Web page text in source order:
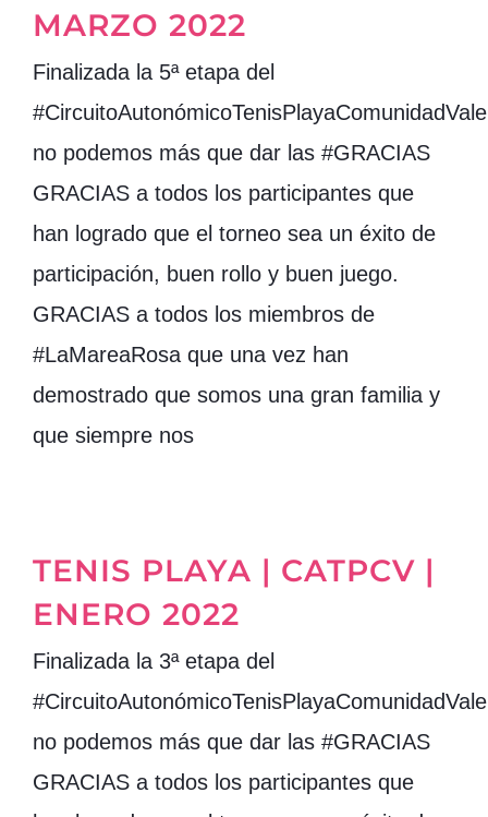
MARZO 2022
Finalizada la 5ª etapa del
no podemos más que dar las #GRACIAS
GRACIAS a todos los participantes que
han logrado que el torneo sea un éxito de
participación, buen rollo y buen juego.
GRACIAS a todos los miembros de
#LaMareaRosa que una vez han
demostrado que somos una gran familia y
que siempre nos
TENIS PLAYA | CATPCV |
ENERO 2022
Finalizada la 3ª etapa del
no podemos más que dar las #GRACIAS
GRACIAS a todos los participantes que